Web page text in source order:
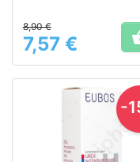
Prix
8,90 €
7,57 €
-